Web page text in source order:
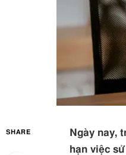
Ngày nay,
hạn việc